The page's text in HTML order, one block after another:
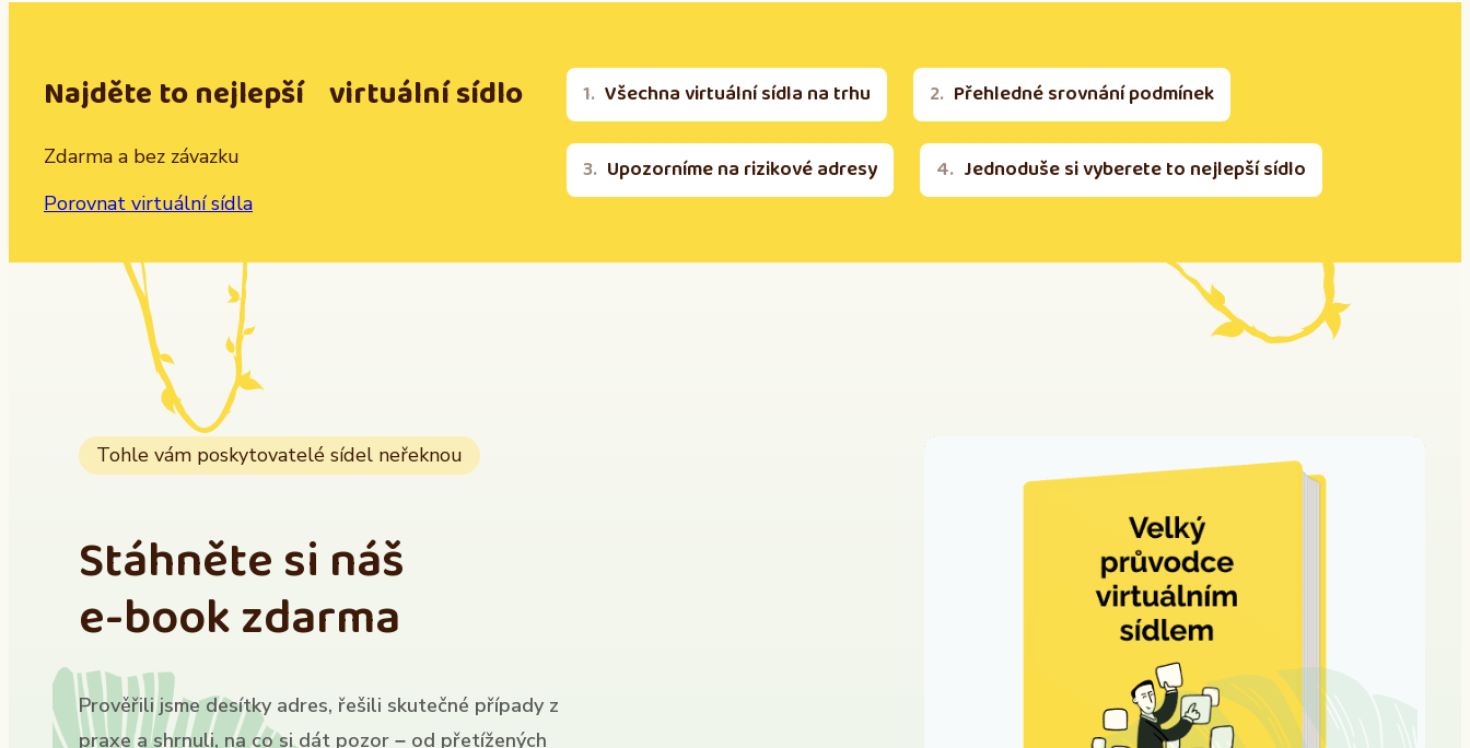
Najděte to nejlepší virtuální sídlo
Zdarma a bez závazku
Porovnat virtuální sídla
Všechna virtuální sídla na trhu Přehledné srovnání podmínek
Upozorníme na rizikové adresy Jednoduše si vyberete to nejlepší sídlo
Tohle vám poskytovatelé sídel neřeknou
Stáhněte si náš
e-book zdarma
Prověřili jsme desítky adres, řešili skutečné případy z
praxe a shrnuli, na co si dát pozor – od přetížených